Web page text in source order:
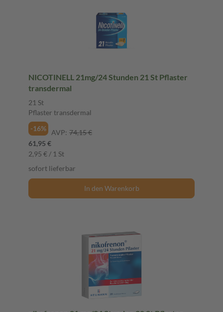
NICOTINELL 21mg/24 Stunden 21 St Pflaster
transdermal
21 St
Pflaster transdermal
-16%
AVP: 74,15 €
61,95 €
2,95 € / 1 St
sofort lieferbar
In den Warenkorb